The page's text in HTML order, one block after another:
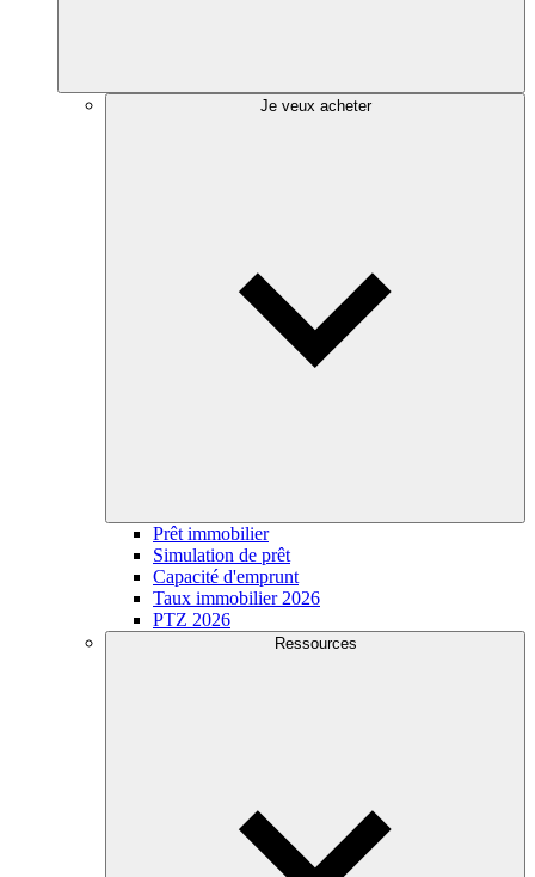
Je veux acheter
Prêt immobilier
Simulation de prêt
Capacité d'emprunt
Taux immobilier 2026
PTZ 2026
Ressources